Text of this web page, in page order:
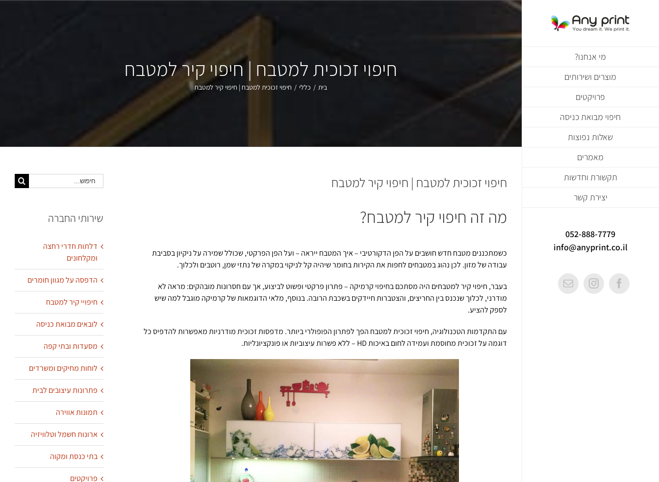
מי אנחנו?
מוצרים ושירותים
פרויקטים
חיפוי מבואת כניסה
שאלות נפוצות
מאמרים
תקשורת וחדשות
יצירת קשר
052-888-7779
info@anyprint.co.il
Facebook
Instagram
Email
חיפוי זכוכית למטבח | חיפוי קיר למטבח
בית / כללי / חיפוי זכוכית למטבח | חיפוי קיר למטבח
חיפוי זכוכית למטבח | חיפוי קיר למטבח
מה זה חיפוי קיר למטבח?
כשמתכננים מטבח חדש חושבים על הפן הדקורטיבי – איך המטבח ייראה – ועל הפן הפרקטי, שכולל שמירה על ניקיון בסביבת
עבודה של מזון. לכן נהוג במטבחים לחפות את הקירות בחומר שיהיה קל לניקוי במקרה של נתזי שמן, רוטבים ולכלוך.
בעבר, חיפוי קיר למטבחים היה מסתכם בחיפוי קרמיקה – פתרון פרקטי ופשוט לביצוע, אך עם חסרונות מובהקים: מראה לא
מודרני, לכלוך שנכנס בין החריצים, והצטברות חיידקים בשכבת הרובה. בנוסף, מלאי הדוגמאות של קרמיקה מוגבל למה שיש
לספק להציע.
עם התקדמות הטכנולוגיה, חיפוי זכוכית למטבח הפך לפתרון הפופולרי ביותר. מדפסות זכוכית מודרניות מאפשרות להדפיס כל
דוגמה על זכוכית מחוסמת ועמידה לחום באיכות HD – ללא פשרות עיצוביות או פונקציונליות.
חיפוש...
שירותי החברה
דלתות חדרי רחצה
ומקלחונים
הדפסה על מגוון חומרים
חיפויי קיר למטבח
לובאים מבואת כניסה
מסעדות ובתי קפה
לוחות מחיקים ומשרדים
פתרונות עיצובים לבית
תמונות אווירה
ארונות חשמל וטלוויזיה
בתי כנסת ומקוה
פרויקטים